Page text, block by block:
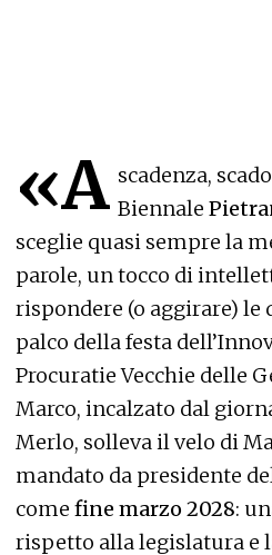
«A scadenza,
Biennale
sceglie quasi sempre la
parole, un tocco di
rispondere (o aggirare) le
palco della festa
Procuratie Vecchie delle
Marco, incalzato dal
Merlo, solleva il velo di
mandato da presidente
come fine marzo 2028:
rispetto alla legislatura e